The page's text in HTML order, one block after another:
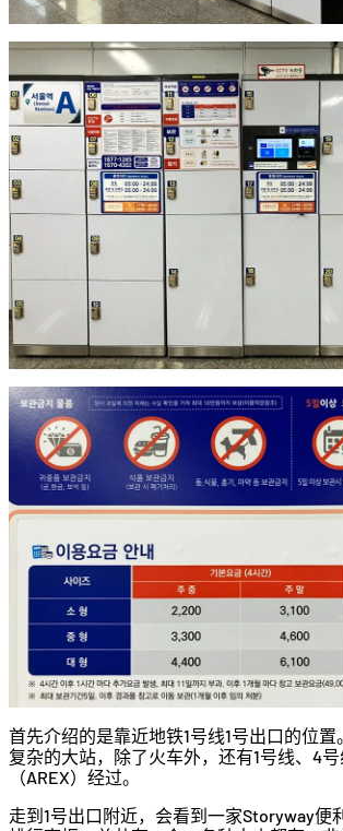
首先介绍的是靠近地铁1号线1号出口的位
复杂的大站，除了火车外，还有1号线、4
（AREX）经过。
走到1号出口附近，会看到一家Storyway便